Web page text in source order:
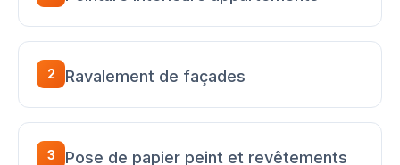
2 Ravalement de façades
3
Pose de papier peint et revêtements